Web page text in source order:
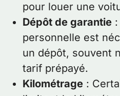
pour louer une
Dépôt de garantie
personnelle est
un dépôt, souvent
tarif prépayé.
Kilométrage :